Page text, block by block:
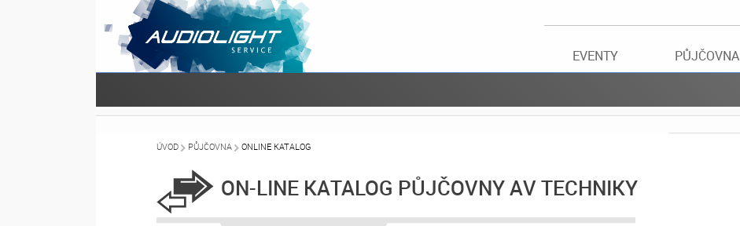
EVENTY PŮJČOVNA
ÚVOD PŮJČOVNA ONLINE KATALOG
ON-LINE KATALOG PŮJČOVNY AV TECHNIKY